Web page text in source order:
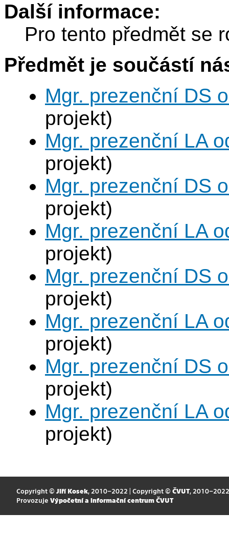
Další informace:
Pro tento předmět se
Předmět je součástí
Mgr. prezenční DS
projekt)
Mgr. prezenční LA
projekt)
Mgr. prezenční DS
projekt)
Mgr. prezenční LA
projekt)
Mgr. prezenční DS
projekt)
Mgr. prezenční LA
projekt)
Mgr. prezenční DS
projekt)
Mgr. prezenční LA
projekt)
Copyright © Jiří Kosek, 2010–2022 | Copyright © ČVUT, 2010–2022
Provozuje Výpočetní a informační centrum ČVUT